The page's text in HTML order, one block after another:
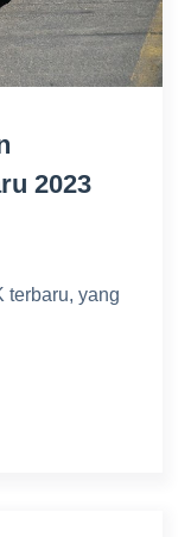
2023
terbaru, yang